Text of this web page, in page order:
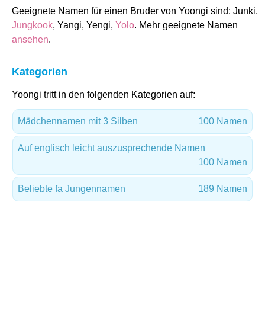
Geeignete Namen für einen Bruder von Yoongi sind: Junki,
Jungkook, Yangi, Yengi, Yolo. Mehr geeignete Namen
ansehen.
Kategorien
Yoongi tritt in den folgenden Kategorien auf:
Mädchennamen mit 3 Silben 100 Namen
Auf englisch leicht auszusprechende Namen
100 Namen
Beliebte fa Jungennamen 189 Namen